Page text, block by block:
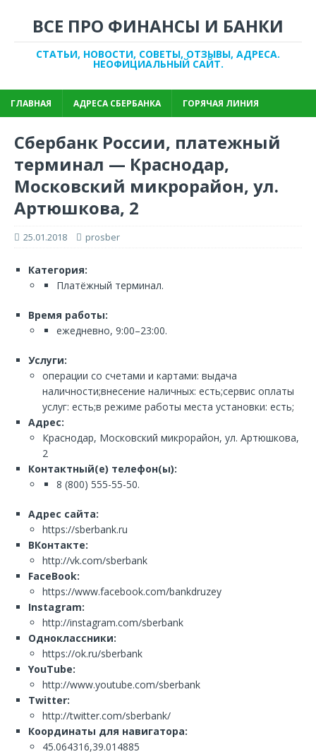
ВСЕ ПРО ФИНАНСЫ И БАНКИ
СТАТЬИ, НОВОСТИ, СОВЕТЫ, ОТЗЫВЫ, АДРЕСА.
НЕОФИЦИАЛЬНЫЙ САЙТ.
ГЛАВНАЯ АДРЕСА СБЕРБАНКА ГОРЯЧАЯ ЛИНИЯ
Сбербанк России, платежный
терминал — Краснодар,
Московский микрорайон, ул.
Артюшкова, 2
25.01.2018 prosber
Категория:
Платёжный терминал.
Время работы:
ежедневно, 9:00–23:00.
Услуги:
операции со счетами и картами: выдача
наличности;внесение наличных: есть;сервис оплаты
услуг: есть;в режиме работы места установки: есть;
Адрес:
Краснодар, Московский микрорайон, ул. Артюшкова,
2
Контактный(е) телефон(ы):
8 (800) 555-55-50.
Адрес сайта:
https://sberbank.ru
ВКонтакте:
http://vk.com/sberbank
FaceBook:
https://www.facebook.com/bankdruzey
Instagram:
http://instagram.com/sberbank
Одноклассники:
https://ok.ru/sberbank
YouTube:
http://www.youtube.com/sberbank
Twitter:
http://twitter.com/sberbank/
Координаты для навигатора:
45.064316,39.014885